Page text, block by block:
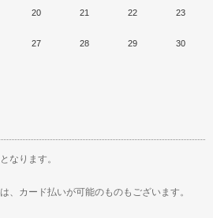
20 21 22 23
27 28 29 30
なります。
、カード払いが可能のものもございます。